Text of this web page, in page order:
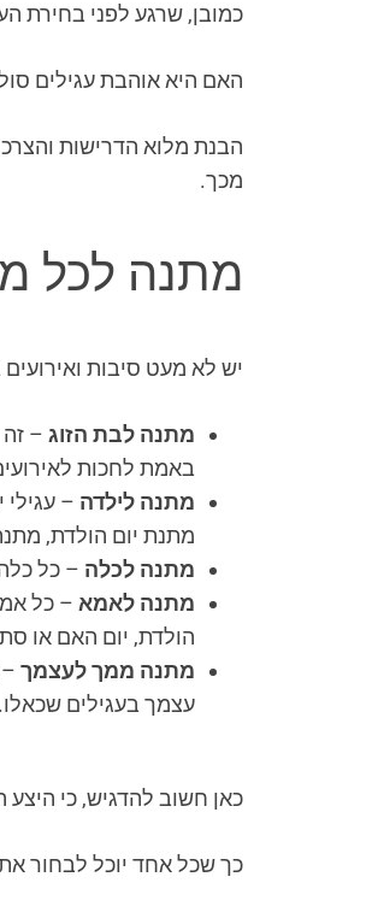
כמובן, שרגע לפני בחירת
האם היא אוהבת עגילים
הבנת מלוא הדרישות
מכך.
מתנה לכל
יש לא מעט סיבות
מתנה לבת הזוג –
באמת לחכות
מתנה לילדה –
מתנת יום הולדת, מתנה
מתנה לכלה – כל
מתנה לאמא – כל
הולדת, יום האם או
מתנה ממך לעצמך
עצמך בעגילים
כאן חשוב להדגיש, כי היצע
כך שכל אחד יוכל לבחור